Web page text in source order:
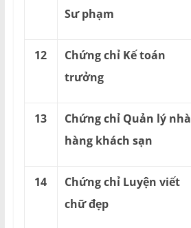
Sư phạm
12
Chứng chỉ Kế toán
trưởng
13
Chứng chỉ Quản lý nhà
hàng khách sạn
14
Chứng chỉ Luyện viết
chữ đẹp